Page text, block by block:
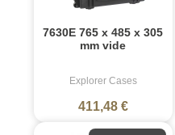
7630E 765 x 485 x 305
mm vide
Explorer Cases
411,48 €